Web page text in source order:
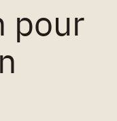
pour